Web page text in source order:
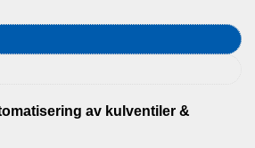
av kulventiler &